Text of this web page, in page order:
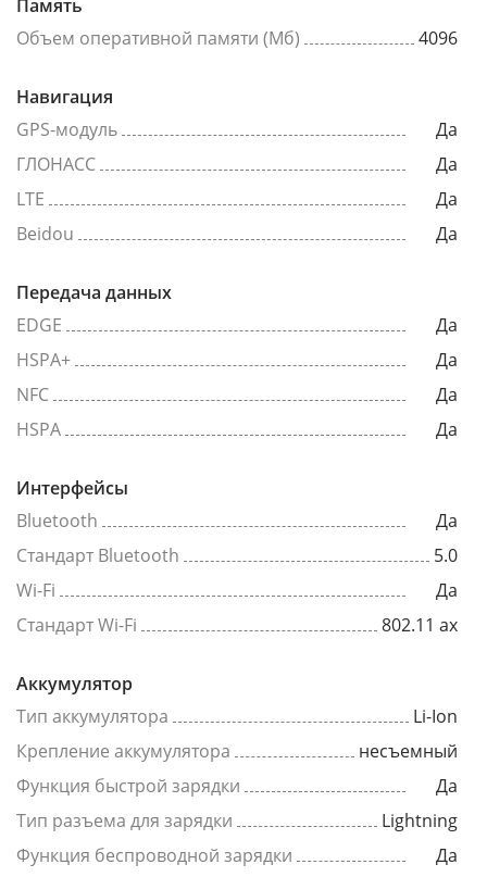
Память
Объем оперативной памяти (Мб)
4096
Навигация
GPS-модуль
Да
ГЛОНАСС
Да
LTE
Да
Beidou
Да
Передача данных
EDGE
Да
HSPA+
Да
NFC
Да
HSPA
Да
Интерфейсы
Bluetooth
Да
Стандарт Bluetooth
5.0
Wi-Fi
Да
Стандарт Wi-Fi
802.11 ax
Аккумулятор
Тип аккумулятора
Li-Ion
Крепление аккумулятора
несъемный
Функция быстрой зарядки
Да
Тип разъема для зарядки
Lightning
Функция беспроводной зарядки
Да